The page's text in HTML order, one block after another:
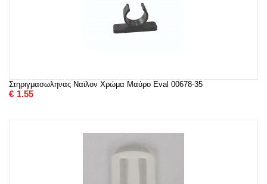
Στηριγμασωληνας Ναϊλον Χρώμα Μαύρο Eval 00678-35
€ 1.55